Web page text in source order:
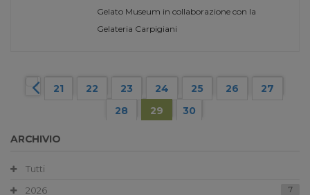
Gelato Museum in collaborazione con la
Gelateria Carpigiani
21 22 23 24 25 26
27
28
29 30
ARCHIVIO
Tutti
2026
7